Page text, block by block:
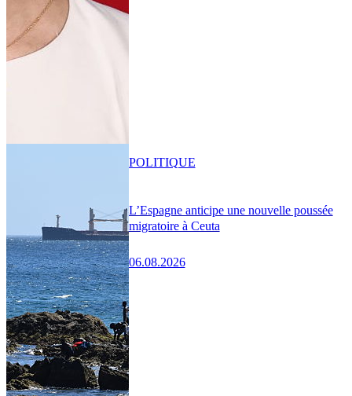
L’Espagne anticipe une nouvelle poussée
migratoire à Ceuta
06.08.2026
POLITIQUE